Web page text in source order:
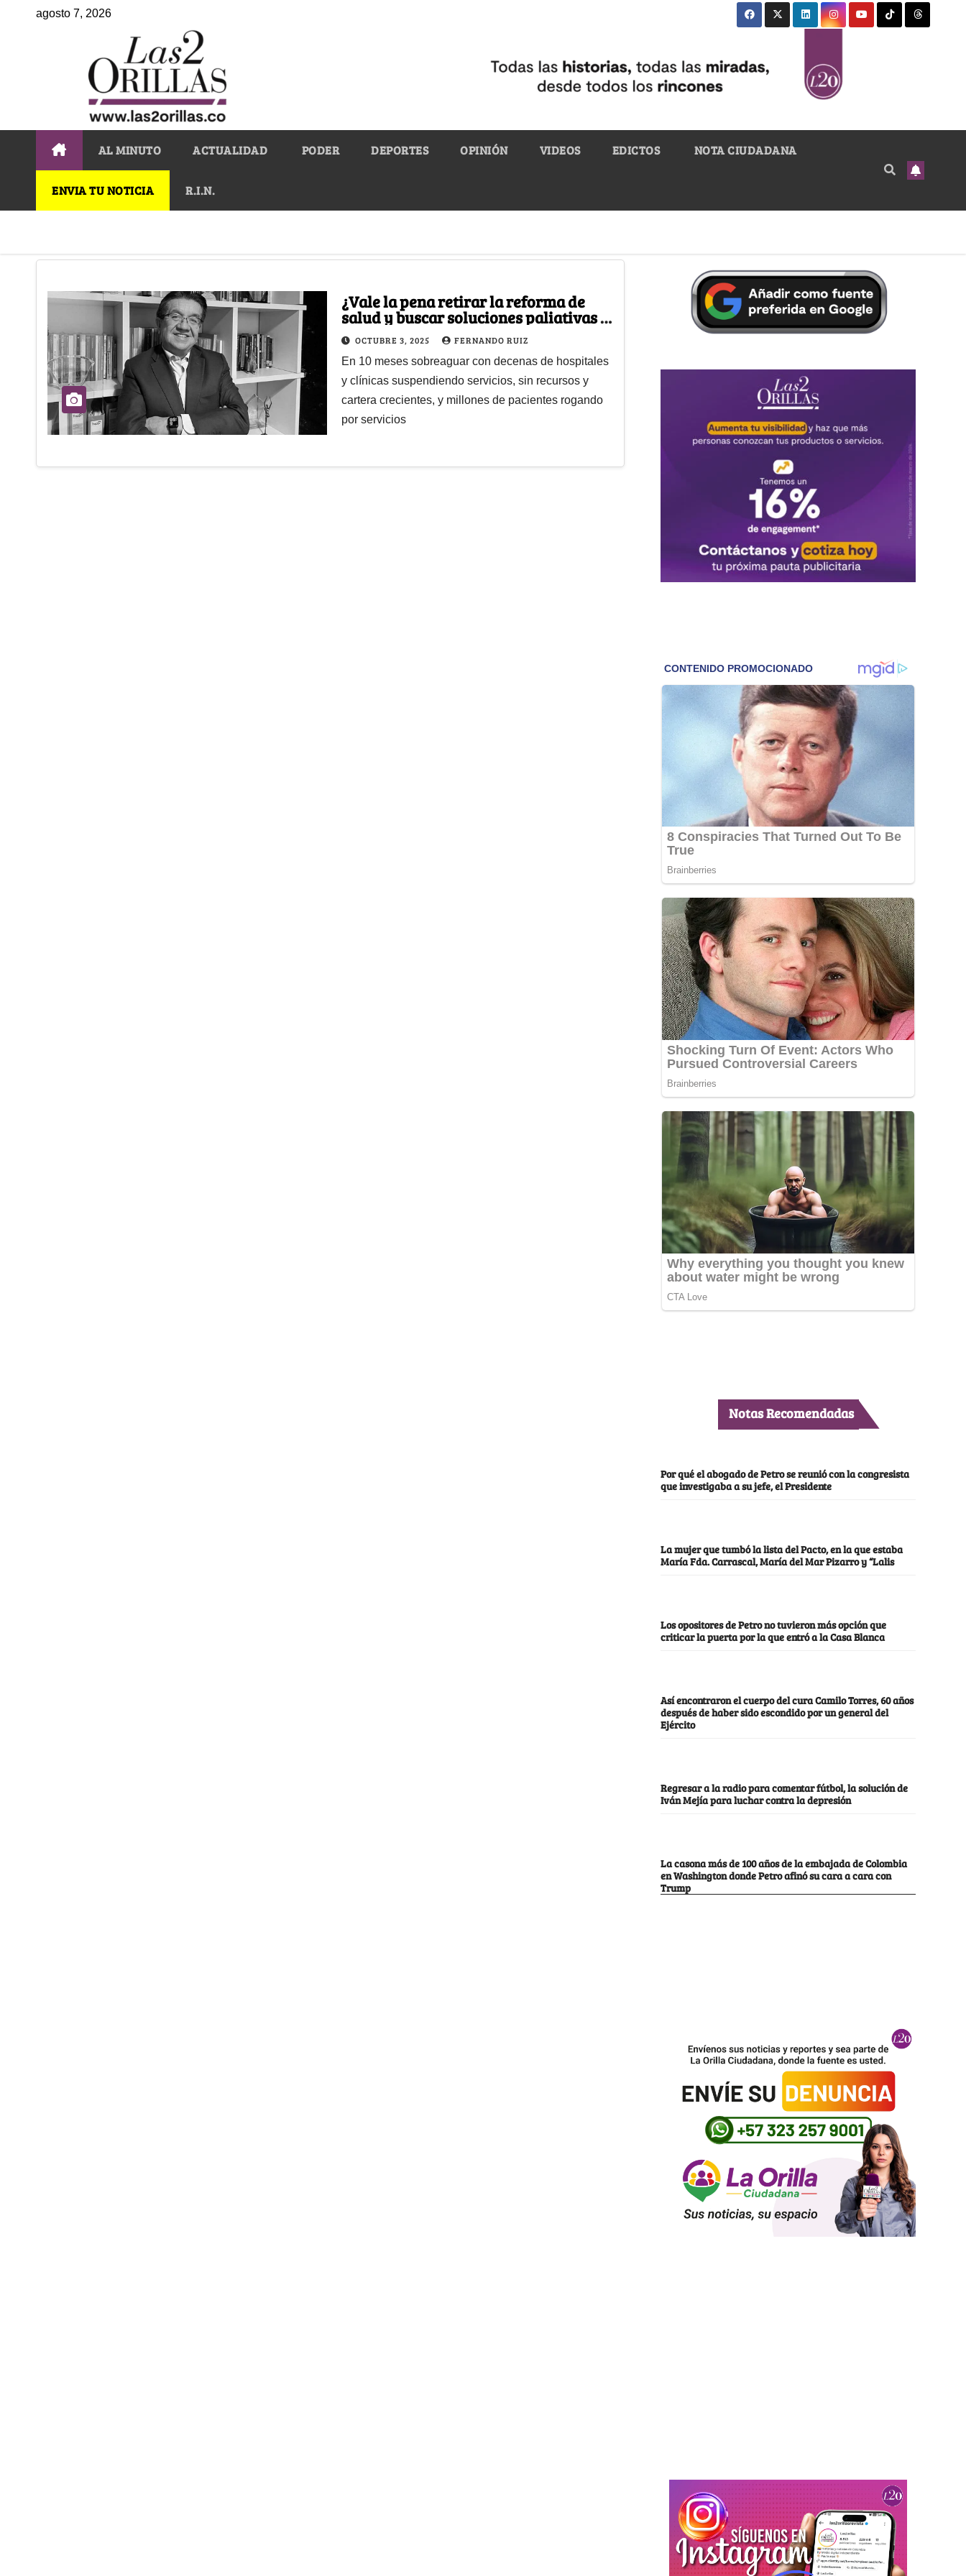
agosto 7, 2026
AL MINUTO ACTUALIDAD PODER DEPORTES OPINIÓN VIDEOS EDICTOS NOTA CIUDADANA
ENVIA TU NOTICIA R.I.N.
¿Vale la pena retirar la reforma de
salud y buscar soluciones paliativas a
problemas críticos?
OCTUBRE 3, 2025 FERNANDO RUIZ
En 10 meses sobreaguar con decenas de hospitales
y clínicas suspendiendo servicios, sin recursos y
cartera crecientes, y millones de pacientes rogando
por servicios
Notas Recomendadas
Por qué el abogado de Petro se reunió con la congresista
que investigaba a su jefe, el Presidente
La mujer que tumbó la lista del Pacto, en la que estaba
María Fda. Carrascal, María del Mar Pizarro y “Lalis
Los opositores de Petro no tuvieron más opción que
criticar la puerta por la que entró a la Casa Blanca
Así encontraron el cuerpo del cura Camilo Torres, 60 años
después de haber sido escondido por un general del
Ejército
Regresar a la radio para comentar fútbol, la solución de
Iván Mejía para luchar contra la depresión
La casona más de 100 años de la embajada de Colombia
en Washington donde Petro afinó su cara a cara con
Trump